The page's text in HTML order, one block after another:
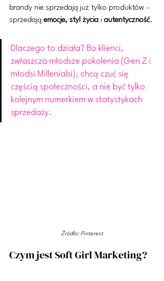
brandy nie sprzedają już tylko produktów -
sprzedają emocje, styl życia i autentyczność.
Dlaczego to działa? Bo klienci,
zwłaszcza młodsze pokolenia (Gen Z i
młodsi Millenialsi), chcą czuć się
częścią społeczności, a nie być tylko
kolejnym numerkiem w statystykach
sprzedaży.
Źródło: Pinterest
Czym jest Soft Girl Marketing?